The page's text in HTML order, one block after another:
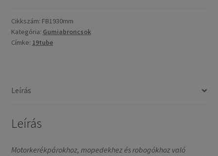
mennyiség
Cikkszám: FB1930mm
Kategória: Gumiabroncsok
Címke: 19tube
Leírás
Leírás
Motorkerékpárokhoz, mopedekhez és robogókhoz való